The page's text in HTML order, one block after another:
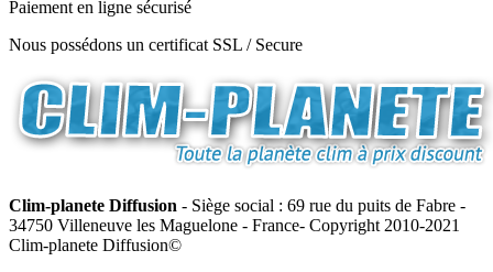
Paiement en ligne sécurisé
Nous possédons un certificat SSL / Secure
Clim-planete Diffusion - Siège social : 69 rue du puits de Fabre -
34750 Villeneuve les Maguelone - France- Copyright 2010-2021
Clim-planete Diffusion©